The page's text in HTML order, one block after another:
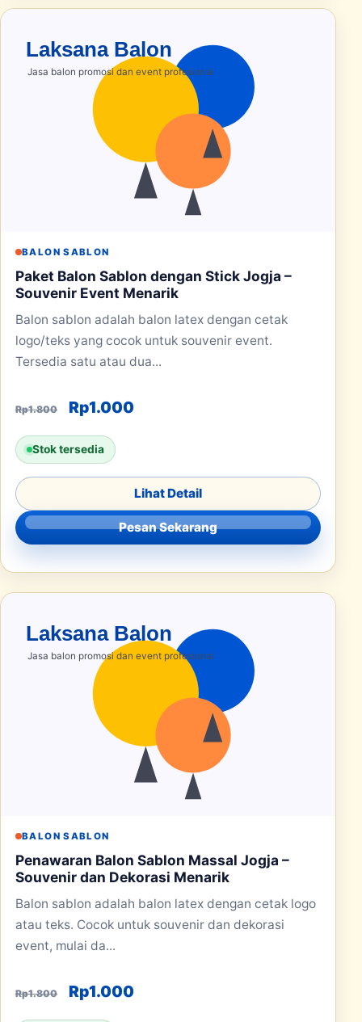
BALON SABLON
Paket Balon Sablon dengan Stick Jogja –
Souvenir Event Menarik
Balon sablon adalah balon latex dengan cetak
logo/teks yang cocok untuk souvenir event.
Tersedia satu atau dua...
Rp1.800 Harga aslinya adalah: Rp1.800.
Rp1.000Harga saat ini adalah:
Stok tersedia
Lihat Detail
Pesan Sekarang
BALON SABLON
Penawaran Balon Sablon Massal Jogja –
Souvenir dan Dekorasi Menarik
Balon sablon adalah balon latex dengan cetak logo
atau teks. Cocok untuk souvenir dan dekorasi
event, mulai da...
Rp1.800 Harga aslinya adalah: Rp1.800.
Rp1.000Harga saat ini adalah: